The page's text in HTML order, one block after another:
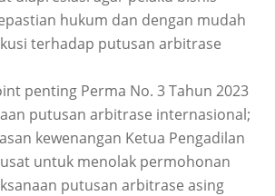
hukum dan dengan mudah
terhadap putusan arbitrase
penting Perma No. 3 Tahun 2023
putusan arbitrase internasional;
kewenangan Ketua Pengadilan
untuk menolak permohonan
putusan arbitrase asing